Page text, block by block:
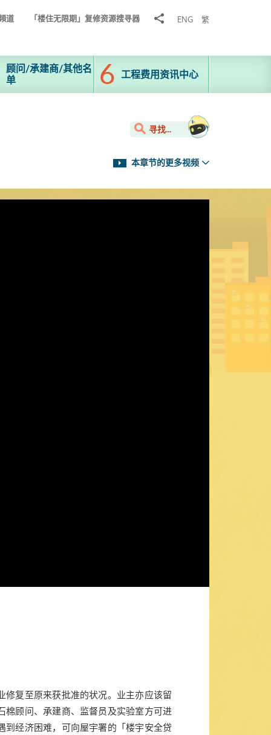
道 「楼住无限期」复修资源搜寻器
分
ENG 繁
顾问/承建商/其他名
单
工程费用资讯中心
寻找...
本章节的更多视频
复至原来获批准的状况。业主亦应该留
棉顾问、承建商、监督员及实验室方可进
经济困难，可向屋宇署的「楼宇安全贷